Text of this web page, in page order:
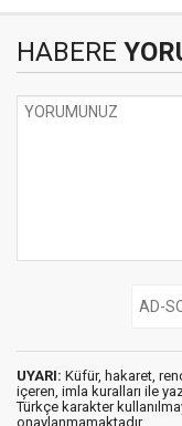
HABERE
UYARI: Küfür, hakaret,
içeren, imla kuralları ile
Türkçe karakter
onaylanmamaktadır.